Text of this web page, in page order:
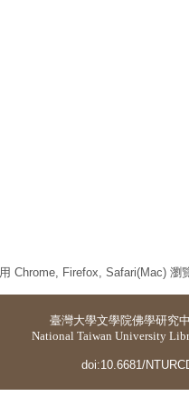
Chrome, Firefox, Safari(Mac) 瀏
臺灣大學文學院佛學研究
National Taiwan University
doi:10.6681/